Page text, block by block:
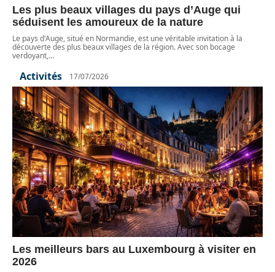
Les plus beaux villages du pays d’Auge qui
séduisent les amoureux de la nature
Le pays d'Auge, situé en Normandie, est une véritable invitation à la
découverte des plus beaux villages de la région. Avec son bocage
verdoyant,…
Activités 17/07/2026
Les meilleurs bars au Luxembourg à visiter en
2026